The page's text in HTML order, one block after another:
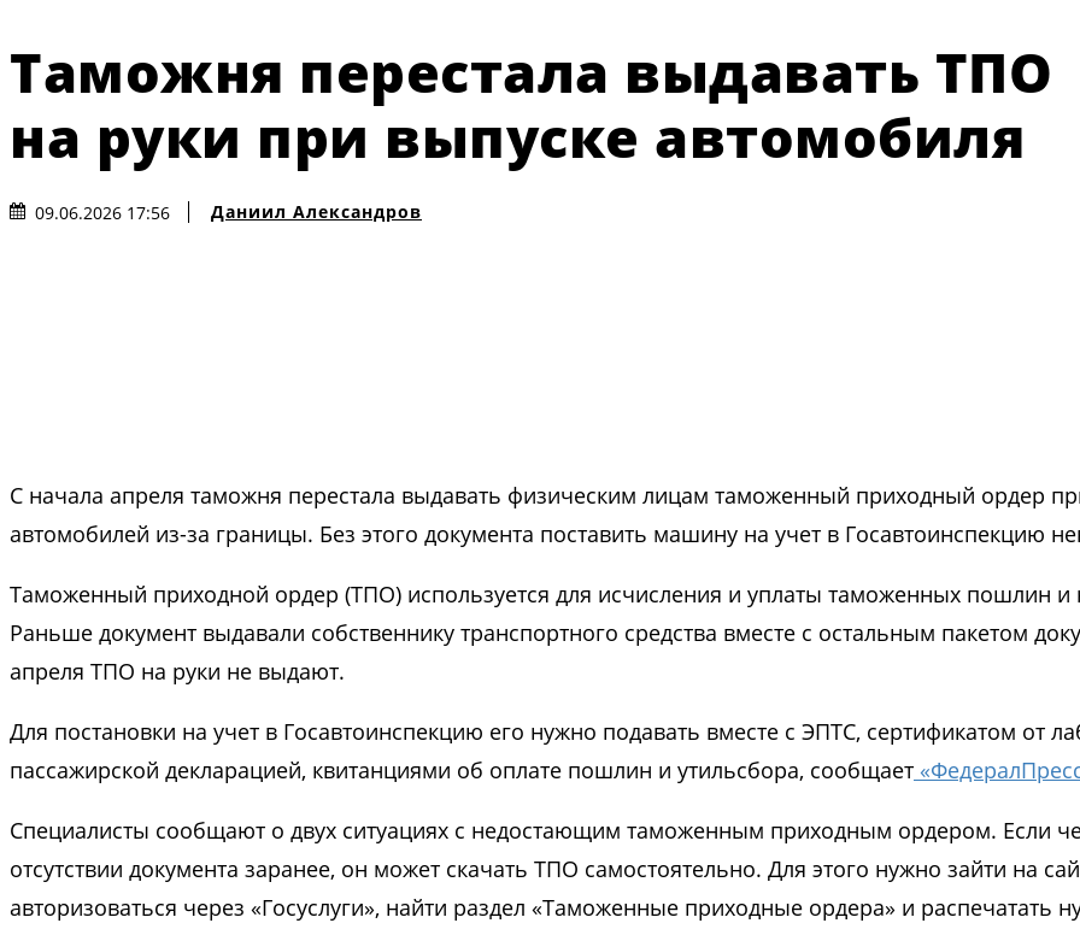
Таможня перестала выдавать ТПО
на руки при выпуске автомобиля
09.06.2026 17:56 Даниил Александров
С начала апреля таможня перестала выдавать физическим лицам таможенный приходный ордер
автомобилей из-за границы. Без этого документа поставить машину на учет в Госавтоинспекцию
Таможенный приходной ордер (ТПО) используется для исчисления и уплаты таможенных пошлин и
Раньше документ выдавали собственнику транспортного средства вместе с остальным пакетом
апреля ТПО на руки не выдают.
Для постановки на учет в Госавтоинспекцию его нужно подавать вместе с ЭПТС, сертификатом от
пассажирской декларацией, квитанциями об оплате пошлин и утильсбора, сообщает
Специалисты сообщают о двух ситуациях с недостающим таможенным приходным ордером. Если
отсутствии документа заранее, он может скачать ТПО самостоятельно. Для этого нужно зайти на
авторизоваться через «Госуслуги», найти раздел «Таможенные приходные ордера» и распечатать